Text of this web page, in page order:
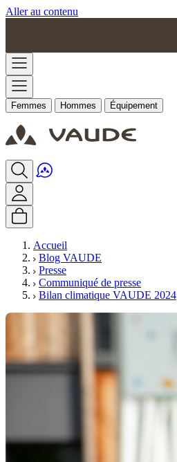
Aller au contenu
Femmes Hommes Équipement
Accueil
Blog VAUDE
Presse
Communiqué de presse
Bilan climatique VAUDE 2024